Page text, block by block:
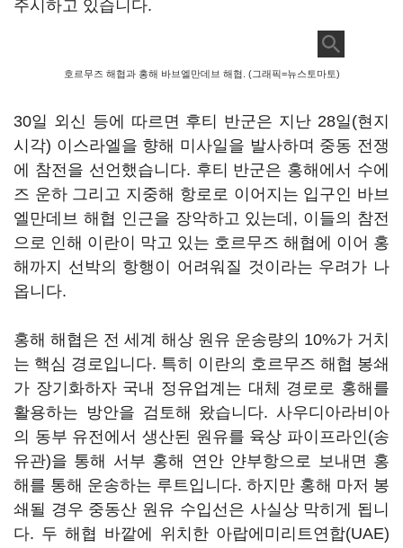
주시하고 있습니다.
호르무즈 해협과 홍해 바브엘만데브 해협. (그래픽=뉴스토마토)
30일 외신 등에 따르면 후티 반군은 지난 28일(현지
시각) 이스라엘을 향해 미사일을 발사하며 중동 전쟁
에 참전을 선언했습니다. 후티 반군은 홍해에서 수에
즈 운하 그리고 지중해 항로로 이어지는 입구인 바브
엘만데브 해협 인근을 장악하고 있는데 , 이들의 참전
으로 인해 이란이 막고 있는 호르무즈 해협에 이어 홍
해까지 선박의 항행이 어려워질 것이라는 우려가 나
옵니다.
홍해 해협은 전 세계 해상 원유 운송량의 10%가 거치
는 핵심 경로입니다. 특히 이란의 호르무즈 해협 봉쇄
가 장기화하자 국내 정유업계는 대체 경로로 홍해를
활용하는 방안을 검토해 왔습니다. 사우디아라비아
의 동부 유전에서 생산된 원유를 육상 파이프라인(송
유관)을 통해 서부 홍해 연안 얀부항으로 보내면 홍
해를 통해 운송하는 루트입니다. 하지만 홍해 마저 봉
쇄될 경우 중동산 원유 수입선은 사실상 막히게 됩니
다. 두 해협 바깥에 위치한 아랍에미리트연합(UAE)